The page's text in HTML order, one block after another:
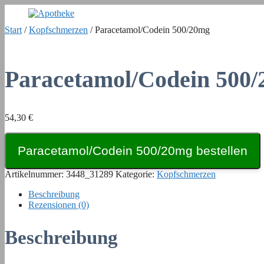
springen
Start /Kopfschmerzen / Paracetamol/Codein 500/20mg
Paracetamol/Codein 500/
54,30 €
Paracetamol/Codein 500/20mg bestellen
Artikelnummer: 3448_31289 Kategorie: Kopfschmerzen
Beschreibung
Rezensionen (0)
Beschreibung